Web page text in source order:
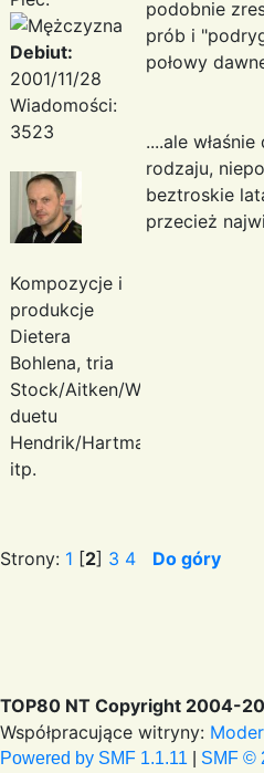
Debiut:
2001/11/28
Wiadomości:
3523
Kompozycje i
produkcje
Dietera
Bohlena, tria
Stock/Aitken/Waterman,
duetu
Hendrik/Hartmann
itp.
podobnie
prób i
połowy
....ale
rodzaju,
beztroskie
przecież
Strony: 1 [2] 3 4 Do góry
TOP80 NT Copyright 2004-
Współpracujące witryny:
Powered by SMF 1.1.11 SMF ©